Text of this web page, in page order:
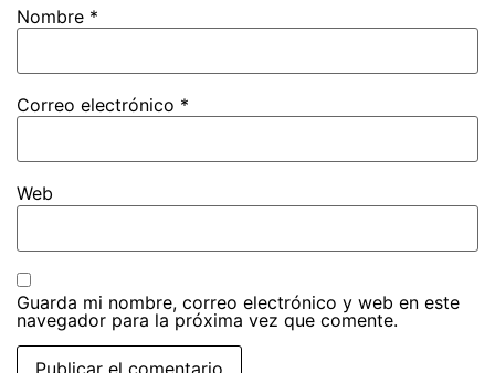
Nombre *
Correo electrónico *
Web
Guarda mi nombre, correo electrónico y web en este
navegador para la próxima vez que comente.